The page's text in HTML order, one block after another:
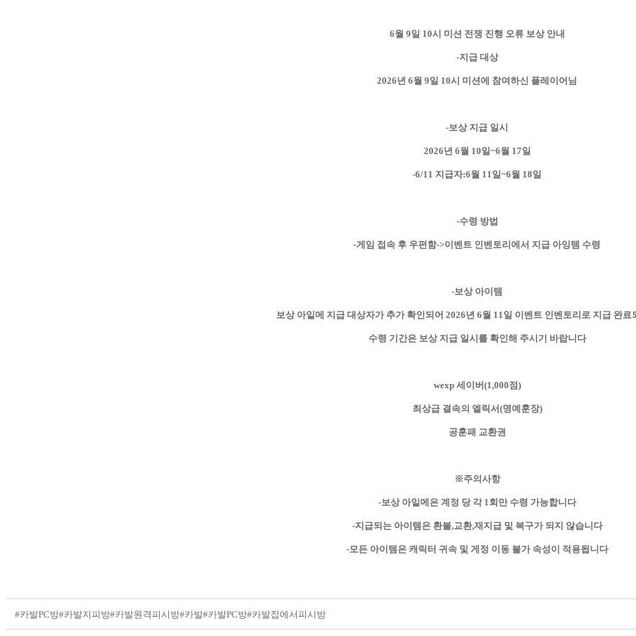
6월 9일 10시 미션 전쟁 진행 오류 보상 안내
-지급 대상
2026년 6월 9일 10시 미션에 참여하신 플레이어님
-보상 지급 일시
2026년 6월 10일~6월 17일
-6/11 지급자:6월 11일~6월 18일
-수령 방법
-게임 접속 후 우편함->이벤트 인벤토리에서 지급 아잉템 수령
-보상 아이템
보상 아잍메 지급 대상자가 추가 확인되어 2026년 6월 11일 이벤트 인벤토리로 지급 완료
수령 기간은 보상 지급 일시를 확인해 주시기 바랍니다
wexp 세이버(1,000점)
최상급 결속의 엘릭서(명예훈장)
공훈패 교환권
※주의사항
-보상 아잍메은 계정 당 각 1회만 수령 가능합니다
-지급되는 아이템은 환불,교환,재지급 및 복구가 되지 않습니다
-모든 아이템은 캐릭터 귀속 및 게정 이동 불가 속성이 적용됩니다
#카발PC방#카발지피방#카발원격피시방#카발#카발PC방#카발집에서피시방